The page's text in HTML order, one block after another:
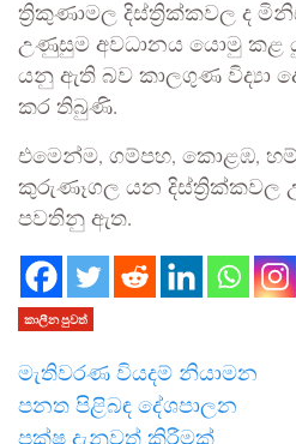
ත්‍රිකුණාමල දිස්ත්‍රික්කවල ද
උණුසුම අවධානය යොමු කළ
යනු ඇති බව කාලගුණ විද්‍යා
කර තිබුණි.
එමෙන්ම, ගම්පහ, කොළඹ,
කුරුණෑගල යන දිස්ත්‍රික්කවල
පවතිනු ඇත.
කාලීන පුවත්
මැතිවරණ වියදම් නියාමන
පනත පිළිබඳ දේශපාලන
පක්ෂ දැනුවත් කිරීමක්